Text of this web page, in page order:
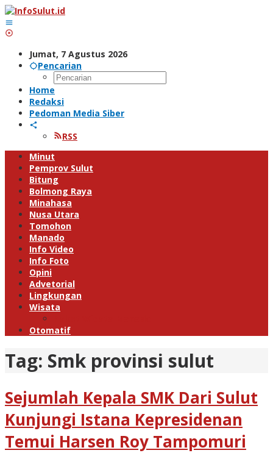
Lewati
ke
konten
Jumat, 7 Agustus 2026
Pencarian
Home
Redaksi
Pedoman Media Siber
RSS
Minut
Pemprov Sulut
Bitung
Bolmong Raya
Minahasa
Nusa Utara
Tomohon
Manado
Info Video
Info Foto
Opini
Advetorial
Lingkungan
Wisata
Otomatif
Tag: Smk provinsi sulut
Sejumlah Kepala SMK Dari Sulut
Kunjungi Istana Kepresidenan
Temui Harsen Roy Tampomuri